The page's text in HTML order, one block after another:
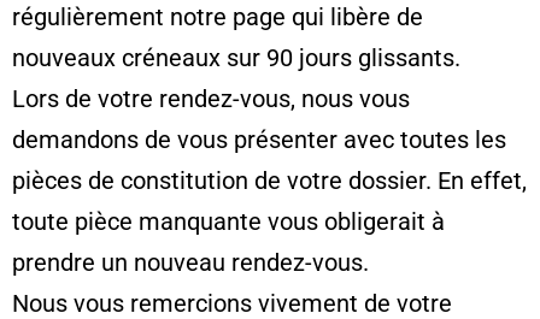
régulièrement notre page qui libère de
nouveaux créneaux sur 90 jours glissants.
Lors de votre rendez-vous, nous vous
demandons de vous présenter avec toutes les
pièces de constitution de votre dossier. En effet,
toute pièce manquante vous obligerait à
prendre un nouveau rendez-vous.
Nous vous remercions vivement de votre